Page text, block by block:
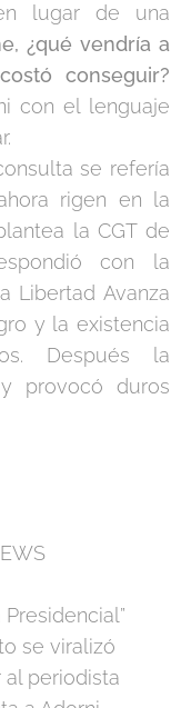
lugar de una
¿qué vendría a
conseguir?
con el lenguaje
se refería
rigen en la
la CGT de
con la
Libertad Avanza
y la existencia
Después la
provocó duros
se viralizó
al periodista